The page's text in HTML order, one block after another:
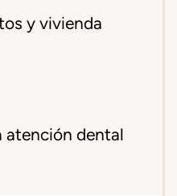
y vivienda
atención dental